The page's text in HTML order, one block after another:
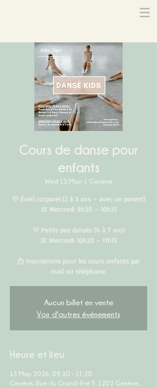
Cours de danse pour
enfants
Wed 13 May
  |
Genève
💜 Éveil corporel (2 à 3 ans – avec un parent)
📅 Mercredi 9h30 – 10h15
💜 Petits pas dansés (4 à 7 ans)
📅 Mercredi 10h20 – 11h15
📩 Inscriptions pour les cours enfants par
mail ou téléphone.
Aucun billet en vente
Voir d'autres événements
Heure et lieu
13 May 2026, 09:30 – 11:20
Genève, Rue du Grand-Pré 9, 1202 Genève,